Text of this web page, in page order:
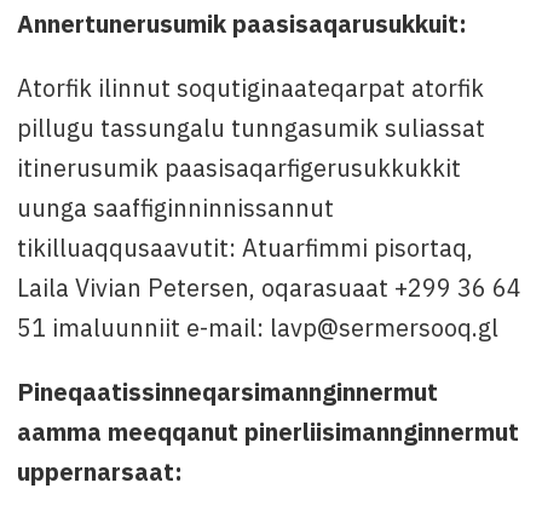
Annertunerusumik paasisaqarusukkuit:
Atorfik ilinnut soqutiginaateqarpat atorfik
pillugu tassungalu tunngasumik suliassat
itinerusumik paasisaqarfigerusukkukkit
uunga saaffiginninnissannut
tikilluaqqusaavutit: Atuarfimmi pisortaq,
Laila Vivian Petersen, oqarasuaat +299 36 64
51 imaluunniit e-mail: lavp@sermersooq.gl
Pineqaatissinneqarsimannginnermut
aamma meeqqanut pinerliisimannginnermut
uppernarsaat: